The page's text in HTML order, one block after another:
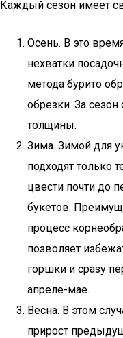
Каждый сезон имеет
Осень. В это
нехватки
метода бурито
обрезки. За
толщины.
Зима. Зимой для
подходят только
цвести почти до
букетов.
процесс
позволяет
горшки и сразу
апреле-мае.
Весна. В этом
прирост